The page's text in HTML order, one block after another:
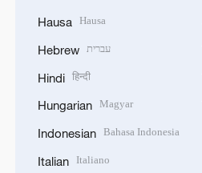
Hausa Hausa
Hebrew עברית
Hindi हिन्दी
Hungarian Magyar
Indonesian Bahasa Indonesia
Italian Italiano